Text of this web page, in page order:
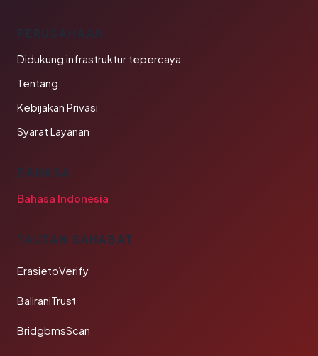
PERUSAHAAN
Didukung infrastruktur tepercaya
Tentang
Kebijakan Privasi
Syarat Layanan
BAHASA
Bahasa Indonesia
TAUTAN SAHABAT
ErasietoVerify
BaliraniTrust
BridgbmsScan